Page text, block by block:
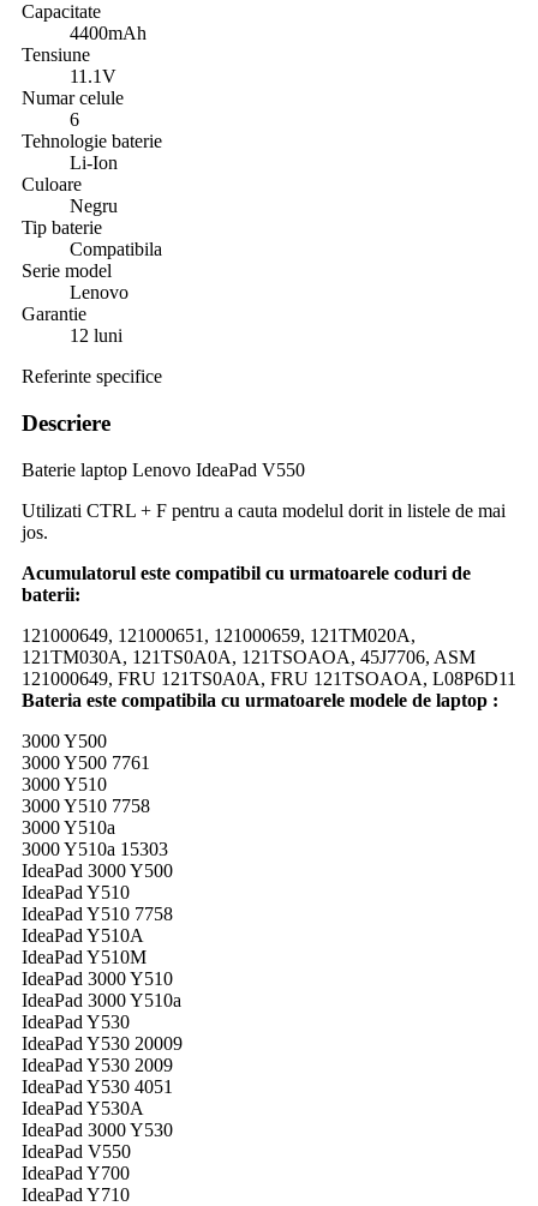
Capacitate
4400mAh
Tensiune
11.1V
Numar celule
6
Tehnologie baterie
Li-Ion
Culoare
Negru
Tip baterie
Compatibila
Serie model
Lenovo
Garantie
12 luni
Referinte specifice
Descriere
Baterie laptop Lenovo IdeaPad V550
Utilizati CTRL + F pentru a cauta modelul dorit in listele de mai
jos.
Acumulatorul este compatibil cu urmatoarele coduri de
baterii:
121000649, 121000651, 121000659, 121TM020A,
121TM030A, 121TS0A0A, 121TSOAOA, 45J7706, ASM
121000649, FRU 121TS0A0A, FRU 121TSOAOA, L08P6D11
Bateria este compatibila cu urmatoarele modele de laptop :
3000 Y500
3000 Y500 7761
3000 Y510
3000 Y510 7758
3000 Y510a
3000 Y510a 15303
IdeaPad 3000 Y500
IdeaPad Y510
IdeaPad Y510 7758
IdeaPad Y510A
IdeaPad Y510M
IdeaPad 3000 Y510
IdeaPad 3000 Y510a
IdeaPad Y530
IdeaPad Y530 20009
IdeaPad Y530 2009
IdeaPad Y530 4051
IdeaPad Y530A
IdeaPad 3000 Y530
IdeaPad V550
IdeaPad Y700
IdeaPad Y710